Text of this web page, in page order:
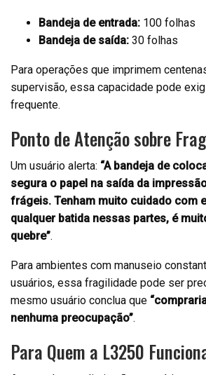
Bandeja de entrada: 100 folhas
Bandeja de saída: 30 folhas
Para operações que imprimem
supervisão, essa capacidade pode
frequente.
Ponto de Atenção sobre
Um usuário alerta: “A bandeja de
segura o papel na saída da
frágeis. Tenham muito cuidado com
qualquer batida nessas partes, é
quebre”.
Para ambientes com manuseio
usuários, essa fragilidade pode ser
mesmo usuário conclua que
nenhuma preocupação”.
Para Quem a L3250